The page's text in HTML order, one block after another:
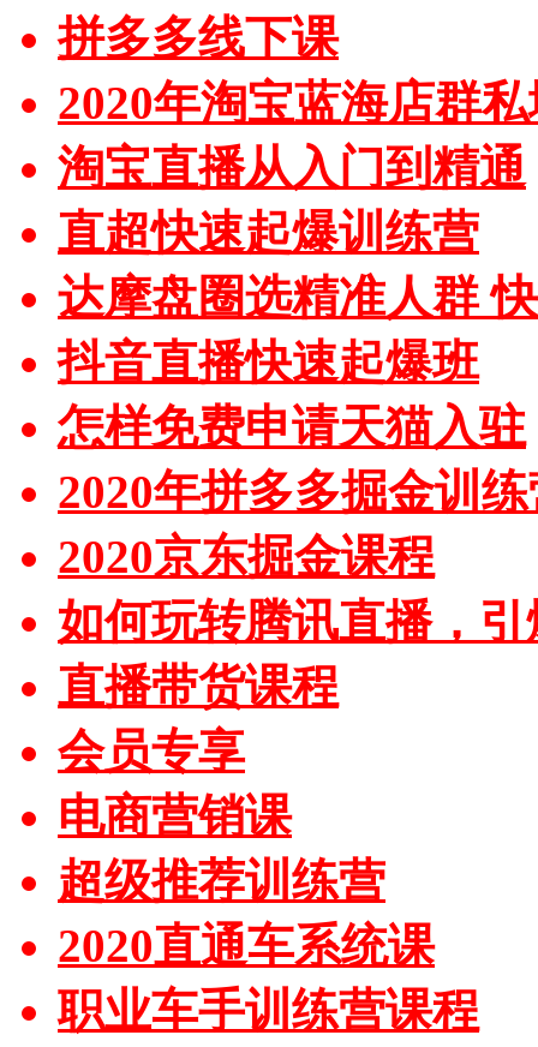
拼多多线下课
2020年淘宝蓝海店群
淘宝直播从入门到精通
直超快速起爆训练营
达摩盘圈选精准人群
抖音直播快速起爆班
怎样免费申请天猫入驻
2020年拼多多掘金训
2020京东掘金课程
如何玩转腾讯直播，
直播带货课程
会员专享
电商营销课
超级推荐训练营
2020直通车系统课
职业车手训练营课程